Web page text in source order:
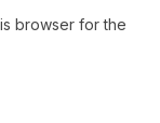
browser for the